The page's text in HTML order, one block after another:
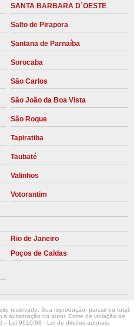
SANTA BARBARA D´OESTE
Salto de Pirapora
Santana de Parnaíba
Sorocaba
São Carlos
São João da Boa Vista
São Roque
Tapiratiba
Taubaté
Valinhos
Votorantim
Rio de Janeiro
Poços de Caldas
reservado. Sua reprodução, parcial ou total,
autorização do autor. Crime de violação de
– Lei 9610/98 - Lei de direitos autorais.